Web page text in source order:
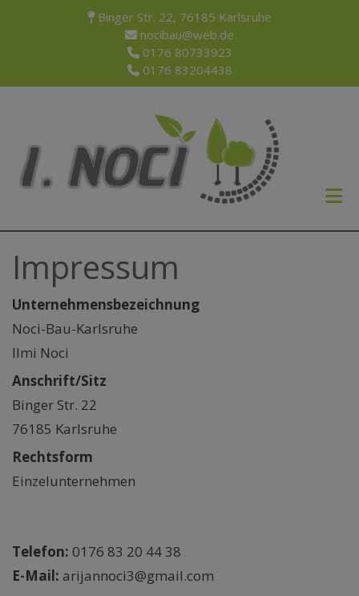
Binger Str. 22, 76185 Karlsruhe
nocibau@web.de
0176 80733923
0176 83204438
Impressum
Unternehmensbezeichnung
Noci-Bau-Karlsruhe
Ilmi Noci
Anschrift/Sitz
Binger Str. 22
76185 Karlsruhe
Rechtsform
Einzelunternehmen
Telefon: 0176 83 20 44 38
E-Mail: arijannoci3@gmail.com